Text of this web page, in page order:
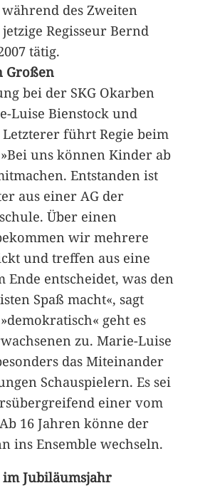
des Zweiten
Regisseur Bernd
tätig.
Großen
bei der SKG Okarben
Luise Bienstock und
Letzterer führt Regie beim
uns können Kinder ab
Entstanden ist
aus einer AG der
Über einen
wir mehrere
und treffen aus eine
Ende entscheidet, was den
Spaß macht«, sagt
geht es
zu. Marie-Luise
das Miteinander
Schauspielern. Es sei
einer vom
16 Jahren könne der
ins Ensemble wechseln.
im Jubiläumsjahr